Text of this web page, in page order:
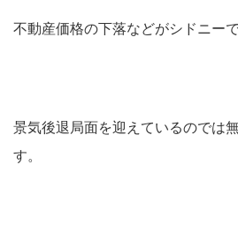
不動産価格の下落などがシドニー
景気後退局面を迎えているのでは
す。